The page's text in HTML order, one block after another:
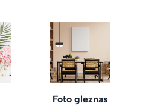
Foto gleznas